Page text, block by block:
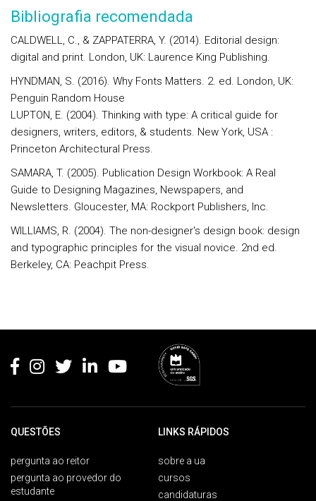
Bibliografia recomendada
CALDWELL, C., & ZAPPATERRA, Y. (2014). Editorial design:
digital and print. London, UK: Laurence King Publishing.
HYNDMAN, S. (2016). Why Fonts Matters. 2. ed. London, UK:
Penguin Random House
LUPTON, E. (2004). Thinking with type: A critical guide for
designers, writers, editors, & students. New York, USA :
Princeton Architectural Press.
SAMARA, T. (2005). Publication Design Workbook: A Real
Guide to Designing Magazines, Newspapers, and
Newsletters. Gloucester, MA: Rockport Publishers, Inc.
WILLIAMS, R. (2004). The non-designer's design book: design
and typographic principles for the visual novice. 2nd ed.
Berkeley, CA: Peachpit Press.
QUESTÕES
pergunta ao reitor
pergunta ao provedor do
estudante
LINKS RÁPIDOS
sobre a ua
cursos
candidaturas